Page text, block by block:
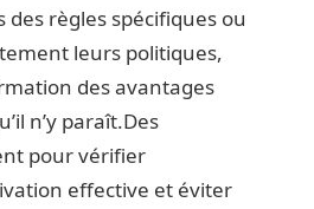
règles spécifiques ou
leurs politiques,
des avantages
n’y paraît.Des
pour vérifier
effective et éviter